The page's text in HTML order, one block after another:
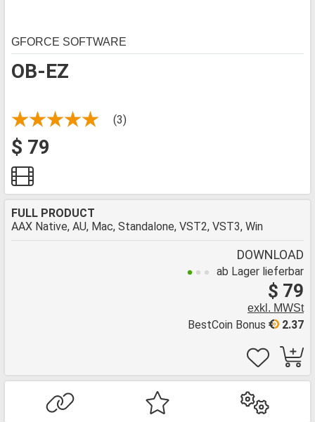
OB-EZ
GFORCE SOFTWARE
(3)
$ 79
FULL PRODUCT
AAX Native, AU, Mac, Standalone, VST2, VST3, Win
DOWNLOAD
ab Lager lieferbar
$ 79
exkl. MWSt
2.37
BestCoin Bonus